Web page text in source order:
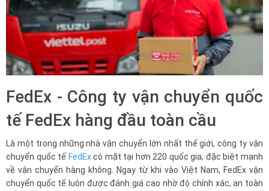
FedEx - Công ty vận chuyển quốc
tế FedEx hàng đầu toàn cầu
Là một trong những nhà vận chuyển lớn nhất thế giới, công ty vận
chuyển quốc tế FedExcó mặt tại hơn 220 quốc gia, đặc biệt mạnh
về vận chuyển hàng không. Ngay từ khi vào Việt Nam, FedEx vận
chuyển quốc tế luôn được đánh giá cao nhờ độ chính xác, an toàn